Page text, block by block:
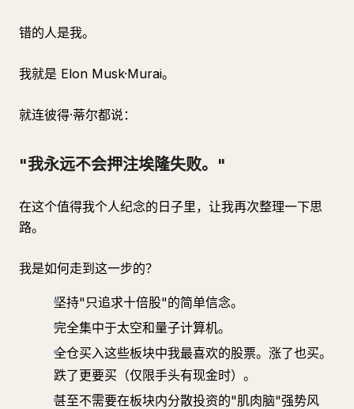
错的人是我。
我就是 Elon Musk·Murai。
就连彼得·蒂尔都说：
"我永远不会押注埃隆失败。"
在这个值得我个人纪念的日子里，让我再次整理一下思
路。
我是如何走到这一步的？
坚持"只追求十倍股"的简单信念。
完全集中于太空和量子计算机。
全仓买入这些板块中我最喜欢的股票。涨了也买。
跌了更要买（仅限手头有现金时）。
甚至不需要在板块内分散投资的"肌肉脑"强势风